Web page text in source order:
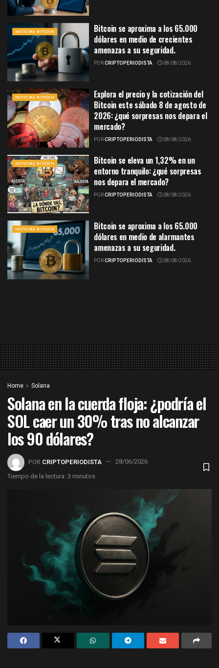
NOTICIAS BITCOIN
Bitcoin se aproxima a los 65.000
dólares en medio de crecientes
amenazas a su seguridad.
PORCRIPTOPERIODISTA 08/08/2026
NOTICIAS BITCOIN
Explora el precio y la cotización del
Bitcoin este sábado 8 de agosto de
2026: ¿qué sorpresas nos depara el
mercado?
PORCRIPTOPERIODISTA 08/08/2026
NOTICIAS BITCOIN
Bitcoin se eleva un 1,32% en un
entorno tranquilo: ¿qué sorpresas
nos depara el mercado?
PORCRIPTOPERIODISTA 08/08/2026
NOTICIAS BITCOIN
Bitcoin se aproxima a los 65.000
dólares en medio de alarmantes
amenazas a su seguridad.
PORCRIPTOPERIODISTA 08/08/2026
Home Solana
Solana en la cuerda floja: ¿podría el
SOL caer un 30% tras no alcanzar
los 90 dólares?
POR CRIPTOPERIODISTA
28/06/2026
Tiempo de la lectura: 3 minutos